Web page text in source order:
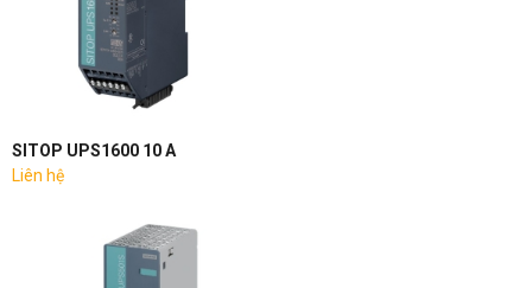
SITOP UPS1600 10 A
Liên hệ